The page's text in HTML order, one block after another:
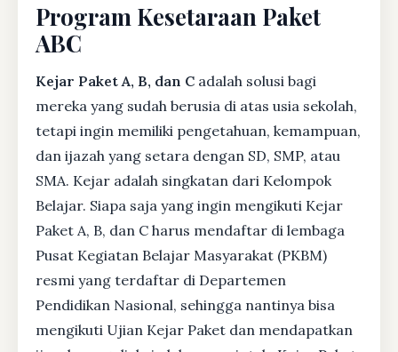
Program Kesetaraan Paket
ABC
Kejar Paket A, B, dan C adalah solusi bagi
mereka yang sudah berusia di atas usia sekolah,
tetapi ingin memiliki pengetahuan, kemampuan,
dan ijazah yang setara dengan SD, SMP, atau
SMA. Kejar adalah singkatan dari Kelompok
Belajar. Siapa saja yang ingin mengikuti Kejar
Paket A, B, dan C harus mendaftar di lembaga
Pusat Kegiatan Belajar Masyarakat (PKBM)
resmi yang terdaftar di Departemen
Pendidikan Nasional, sehingga nantinya bisa
mengikuti Ujian Kejar Paket dan mendapatkan